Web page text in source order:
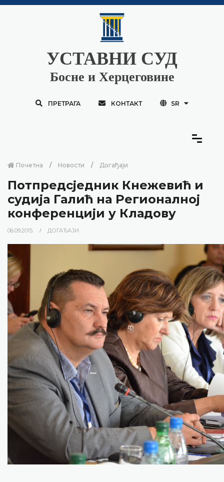
УСТАВНИ СУД
Босне и Херцеговине
ПРЕТРАГА КОНТАКТ SR
Почетна Новости Догађаји
Потпредсједник Кнежевић и
судија Галић на Регионалној
конференцији у Кладову
06.09.2015. ДОГАЂАЈИ